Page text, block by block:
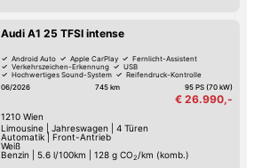
Audi A1 25 TFSI intense
Android Auto Apple CarPlay
Fernlicht-Assistent
Verkehrszeichen-Erkennung
USB
Hochwertiges Sound-System
Reifendruck-Kontrolle
Müdigkeitserkennung
06/2026 745 km 95 PS (70 kW)
€ 26.990,-
1210 Wien
Limousine| Jahreswagen
4 Türen
Automatik| Front-Antrieb
Weiß
Benzin
5.6 l/100km 128 g CO2 /km (komb.)